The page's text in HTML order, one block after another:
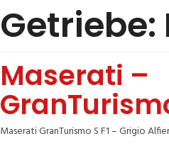
Getriebe:
Maserati –
Maserati GranTurismo S F1 – Grigio